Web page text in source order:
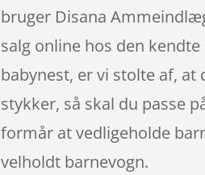
bruger Disana
salg online hos den
babynest, er vi stolte af,
stykker, så skal du passe
formår at vedligeholde
velholdt barnevogn.